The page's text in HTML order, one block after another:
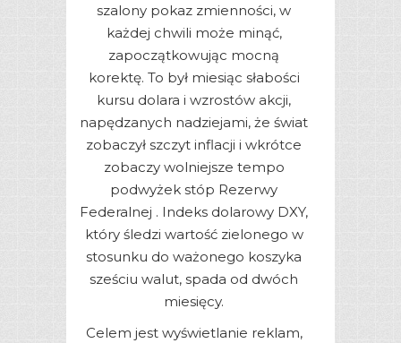
szalony pokaz zmienności, w
każdej chwili może minąć,
zapoczątkowując mocną
korektę. To był miesiąc słabości
kursu dolara i wzrostów akcji,
napędzanych nadziejami, że świat
zobaczył szczyt inflacji i wkrótce
zobaczy wolniejsze tempo
podwyżek stóp Rezerwy
Federalnej . Indeks dolarowy DXY,
który śledzi wartość zielonego w
stosunku do ważonego koszyka
sześciu walut, spada od dwóch
miesięcy.
Celem jest wyświetlanie reklam,